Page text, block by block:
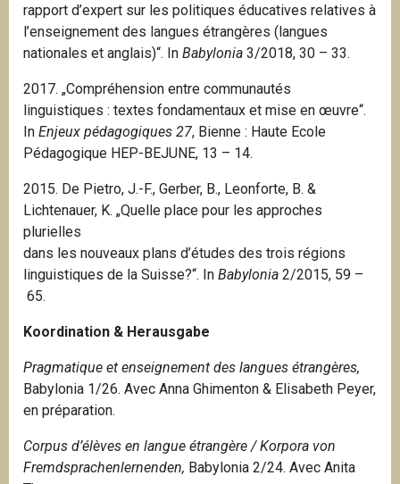
rapport d’expert sur les politiques éducatives relatives à
l’enseignement des langues étrangères (langues
nationales et anglais)“. In Babylonia 3/2018, 30 – 33.
2017. „Compréhension entre communautés
linguistiques : textes fondamentaux et mise en œuvre“.
In Enjeux pédagogiques 27, Bienne : Haute Ecole
Pédagogique HEP-BEJUNE, 13 – 14.
2015. De Pietro, J.-F., Gerber, B., Leonforte, B. &
Lichtenauer, K. „Quelle place pour les approches
plurielles
dans les nouveaux plans d’études des trois régions
linguistiques de la Suisse?“. In Babylonia 2/2015, 59 –
65.
Koordination & Herausgabe
Pragmatique et enseignement des langues étrangères,
Babylonia 1/26. Avec Anna Ghimenton & Elisabeth Peyer,
en préparation.
Corpus d’élèves en langue étrangère / Korpora von
Fremdsprachenlernenden, Babylonia 2/24. Avec Anita